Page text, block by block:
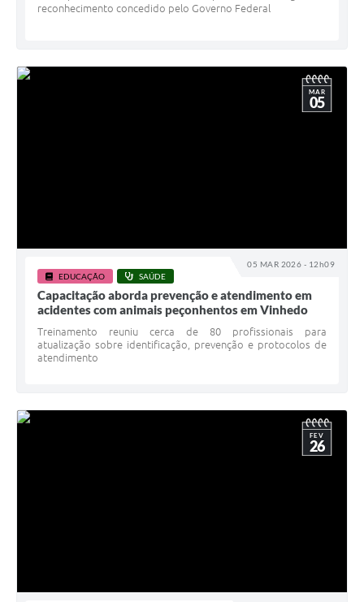
reconhecimento concedido pelo Governo Federal
05 MAR 2026 - 12h09
MAR
05
EDUCAÇÃO SAÚDE
Capacitação aborda prevenção e atendimento em
acidentes com animais peçonhentos em Vinhedo
Treinamento reuniu cerca de 80 profissionais para
atualização sobre identificação, prevenção e protocolos de
atendimento
FEV
26